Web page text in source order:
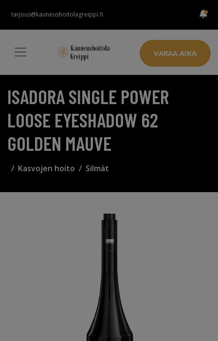
tarjous@kauneushoitolagreippi.fi
VARAA AIKA
ISADORA SINGLE POWER
LOOSE EYESHADOW 62
GOLDEN MAUVE
Kasvojen hoito Silmät